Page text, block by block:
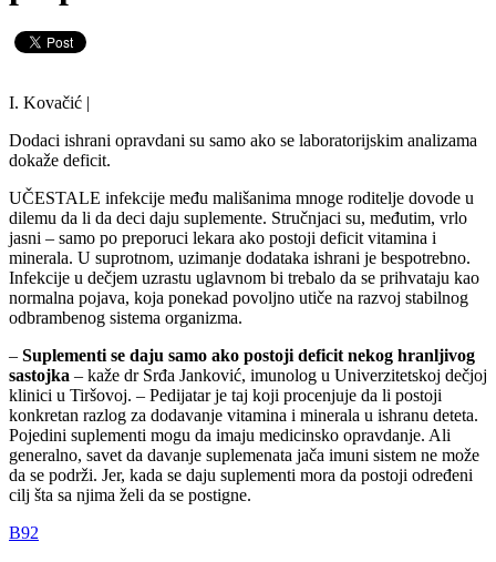
I. Kovačić |
Dodaci ishrani opravdani su samo ako se laboratorijskim analizama
dokaže deficit.
UČESTALE infekcije među mališanima mnoge roditelje dovode u
dilemu da li da deci daju suplemente. Stručnjaci su, međutim, vrlo
jasni – samo po preporuci lekara ako postoji deficit vitamina i
minerala. U suprotnom, uzimanje dodataka ishrani je bespotrebno.
Infekcije u dečjem uzrastu uglavnom bi trebalo da se prihvataju kao
normalna pojava, koja ponekad povoljno utiče na razvoj stabilnog
odbrambenog sistema organizma.
– Suplementi se daju samo ako postoji deficit nekog hranljivog
sastojka – kaže dr Srđa Janković, imunolog u Univerzitetskoj dečjoj
klinici u Tiršovoj. – Pedijatar je taj koji procenjuje da li postoji
konkretan razlog za dodavanje vitamina i minerala u ishranu deteta.
Pojedini suplementi mogu da imaju medicinsko opravdanje. Ali
generalno, savet da davanje suplemenata jača imuni sistem ne može
da se podrži. Jer, kada se daju suplementi mora da postoji određeni
cilj šta sa njima želi da se postigne.
B92